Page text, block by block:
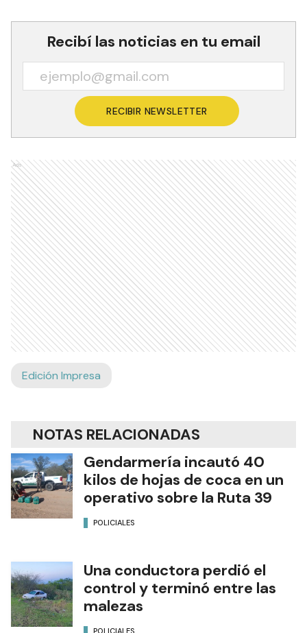
Recibí las noticias en tu email
RECIBIR NEWSLETTER
Ads
Edición Impresa
NOTAS RELACIONADAS
Gendarmería incautó 40
kilos de hojas de coca en un
operativo sobre la Ruta 39
POLICIALES
Una conductora perdió el
control y terminó entre las
malezas
POLICIALES